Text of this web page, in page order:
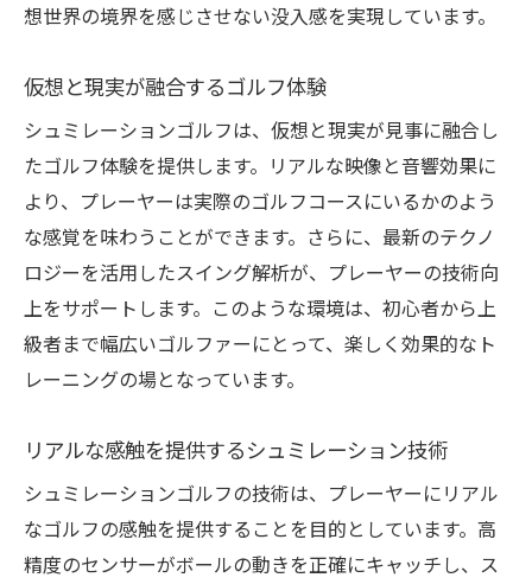
想世界の境界を感じさせない没入感を実現しています。
仮想と現実が融合するゴルフ体験
シュミレーションゴルフは、仮想と現実が見事に融合し
たゴルフ体験を提供します。リアルな映像と音響効果に
より、プレーヤーは実際のゴルフコースにいるかのよう
な感覚を味わうことができます。さらに、最新のテクノ
ロジーを活用したスイング解析が、プレーヤーの技術向
上をサポートします。このような環境は、初心者から上
級者まで幅広いゴルファーにとって、楽しく効果的なト
レーニングの場となっています。
リアルな感触を提供するシュミレーション技術
シュミレーションゴルフの技術は、プレーヤーにリアル
なゴルフの感触を提供することを目的としています。高
精度のセンサーがボールの動きを正確にキャッチし、ス